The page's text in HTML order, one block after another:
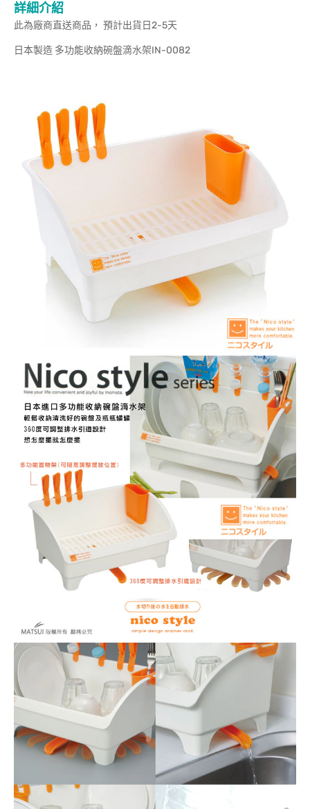
詳細介紹
此為廠商直送商品， 預計出貨日2-5天
日本製造 多功能收納碗盤滴水架IN-0082